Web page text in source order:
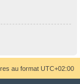
au format UTC+02:00